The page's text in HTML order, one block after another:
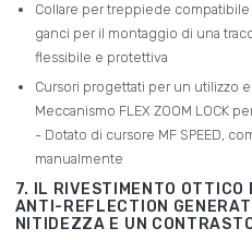
Collare per treppiede
ganci per il montaggio di una
flessibile e protettiva
Cursori progettati per un utilizzo
Meccanismo FLEX ZOOM LOCK
- Dotato di cursore MF SPEED,
manualmente
7. IL RIVESTIMENTO
ANTI-REFLECTION
NITIDEZZA E UN